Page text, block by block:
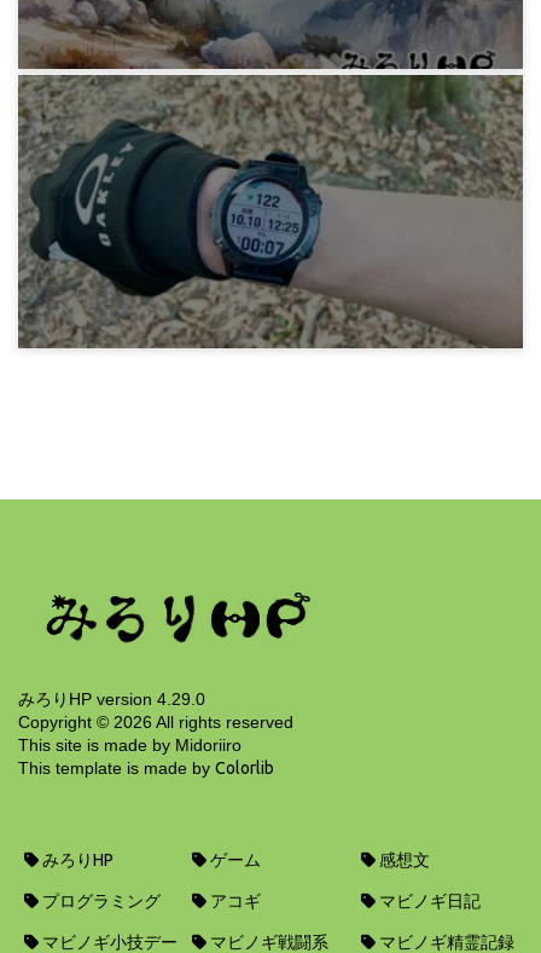
2年前
みろりHP
2023年総集編
2年前
感
みろりHP version 4.29.0
Copyright © 2026 All rights reserved
This site is made by Midoriiro
This template is made by Colorlib
みろりHP ゲーム 感想文
プログラミング アコギ マビノギ日記
マビノギ小技デー マビノギ戦闘系 マビノギ精霊記録